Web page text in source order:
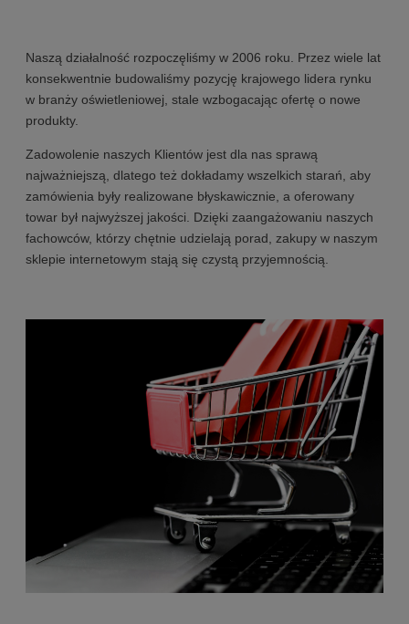
Naszą działalność rozpoczęliśmy w 2006 roku. Przez wiele lat
konsekwentnie budowaliśmy pozycję krajowego lidera rynku
w branży oświetleniowej, stale wzbogacając ofertę o nowe
produkty.
Zadowolenie naszych Klientów jest dla nas sprawą
najważniejszą, dlatego też dokładamy wszelkich starań, aby
zamówienia były realizowane błyskawicznie, a oferowany
towar był najwyższej jakości. Dzięki zaangażowaniu naszych
fachowców, którzy chętnie udzielają porad, zakupy w naszym
sklepie internetowym stają się czystą przyjemnością.